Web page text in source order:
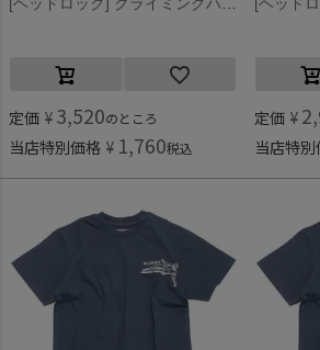
定価 ¥ 3,520のところ
当店特別価格 ¥ 1,760税込
定価 ¥
当店特